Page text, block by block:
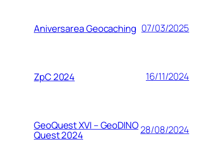
Aniversarea Geocaching 07/03/2025
ZpC 2024 16/11/2024
GeoQuest XVI – GeoDINO
Quest 2024 28/08/2024